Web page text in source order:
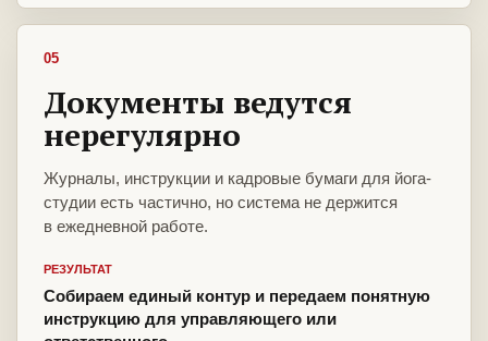
05
Документы ведутся
нерегулярно
Журналы, инструкции и кадровые бумаги для йога-
студии есть частично, но система не держится
в ежедневной работе.
РЕЗУЛЬТАТ
Собираем единый контур и передаем понятную
инструкцию для управляющего или